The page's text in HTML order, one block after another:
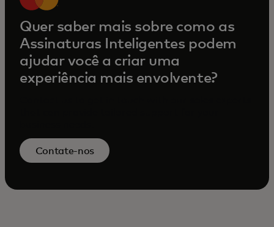
Quer saber mais sobre como as
Assinaturas Inteligentes podem
ajudar você a criar uma
experiência mais envolvente?
Contate-nos